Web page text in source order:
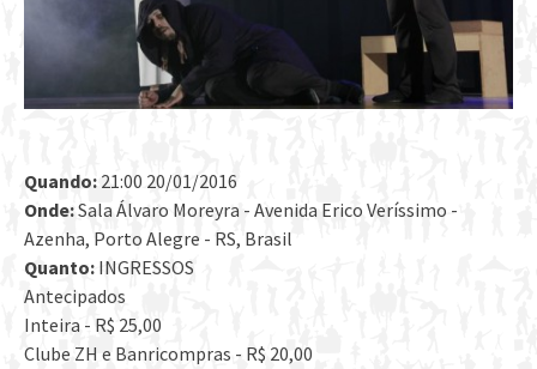
Quando: 21:00 20/01/2016
Onde:Sala Álvaro Moreyra - Avenida Erico Veríssimo -
Azenha, Porto Alegre - RS, Brasil
Quanto: INGRESSOS
Antecipados
Inteira - R$ 25,00
Clube ZH e Banricompras - R$ 20,00